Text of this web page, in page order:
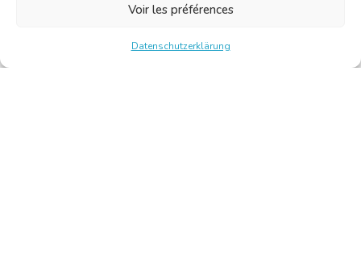
Voir les préférences
Datenschutzerklärung